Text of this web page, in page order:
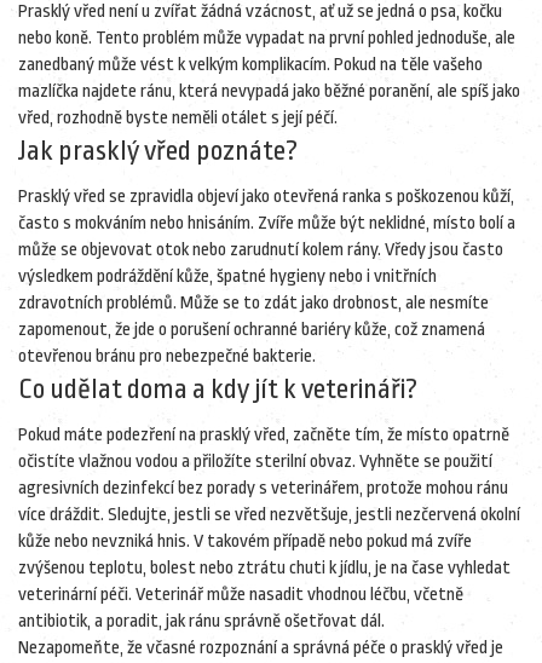
Prasklý vřed není u zvířat žádná vzácnost, ať už se jedná o psa, kočku
nebo koně. Tento problém může vypadat na první pohled jednoduše, ale
zanedbaný může vést k velkým komplikacím. Pokud na těle vašeho
mazlíčka najdete ránu, která nevypadá jako běžné poranění, ale spíš jako
vřed, rozhodně byste neměli otálet s její péčí.
Jak prasklý vřed poznáte?
Prasklý vřed se zpravidla objeví jako otevřená ranka s poškozenou kůží,
často s mokváním nebo hnisáním. Zvíře může být neklidné, místo bolí a
může se objevovat otok nebo zarudnutí kolem rány. Vředy jsou často
výsledkem podráždění kůže, špatné hygieny nebo i vnitřních
zdravotních problémů. Může se to zdát jako drobnost, ale nesmíte
zapomenout, že jde o porušení ochranné bariéry kůže, což znamená
otevřenou bránu pro nebezpečné bakterie.
Co udělat doma a kdy jít k veterináři?
Pokud máte podezření na prasklý vřed, začněte tím, že místo opatrně
očistíte vlažnou vodou a přiložíte sterilní obvaz. Vyhněte se použití
agresivních dezinfekcí bez porady s veterinářem, protože mohou ránu
více dráždit. Sledujte, jestli se vřed nezvětšuje, jestli nezčervená okolní
kůže nebo nevzniká hnis. V takovém případě nebo pokud má zvíře
zvýšenou teplotu, bolest nebo ztrátu chuti k jídlu, je na čase vyhledat
veterinární péči. Veterinář může nasadit vhodnou léčbu, včetně
antibiotik, a poradit, jak ránu správně ošetřovat dál.
Nezapomeňte, že včasné rozpoznání a správná péče o prasklý vřed je